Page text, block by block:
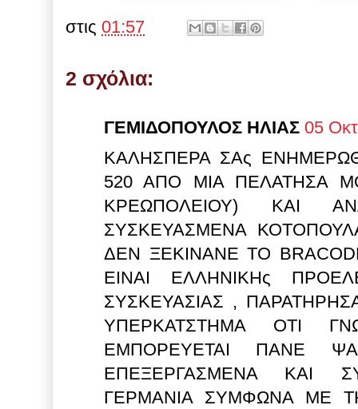
στις 01:57
2 σχόλια:
ΓΕΜΙΔΟΠΟΥΛΟΣ ΗΛΙΑΣ 05
ΚΑΛΗΣΠΕΡΑ ΣΑς
520 ΑΠΟ ΜΙΑ ΠΕΛΑΤΗΣΑ
ΚΡΕΩΠΟΛΕΙΟΥ) ΚΑΙ
ΣΥΣΚΕΥΑΣΜΕΝΑ
ΔΕΝ ΞΕΚΙΝΑΝΕ ΤΟ
ΕΙΝΑΙ ΕΛΛΗΝΙΚΗς
ΣΥΣΚΕΥΑΣΙΑΣ ,
ΥΠΕΡΚΑΤΣΤΗΜΑ ΟΤΙ
ΕΜΠΟΡΕΥΕΤΑΙ ΠΑΝΕ
ΕΠΕΞΕΡΓΑΣΜΕΝΑ ΚΑΙ
ΓΕΡΜΑΝΙΑ ΣΥΜΦΩΝΑ ΜΕ